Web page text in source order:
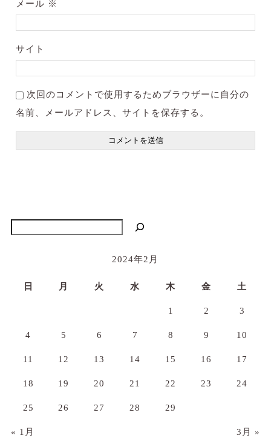
メール ※
サイト
次回のコメントで使用するためブラウザーに自分の
名前、メールアドレス、サイトを保存する。
2024年2月
日 月 火 水 木 金 土
1 2 3
4 5 6 7 8 9 10
11 12 13 14 15 16 17
18 19 20 21 22 23 24
25 26 27 28 29
« 1月 3月 »